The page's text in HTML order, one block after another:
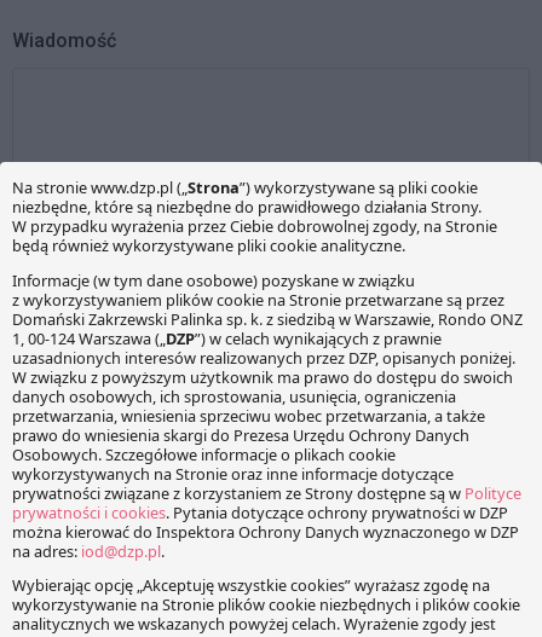
Wiadomość
Imię
Adres e-mail
Strona www